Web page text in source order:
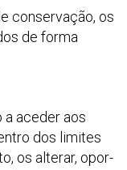
conservação, os
de forma
a aceder aos
dos limites
os alterar, opor-